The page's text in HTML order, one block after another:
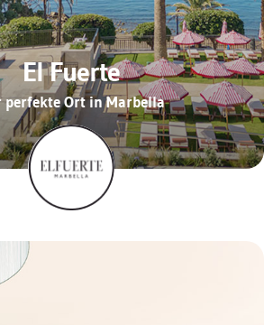
El Fuerte
perfekte Ort in Marbella